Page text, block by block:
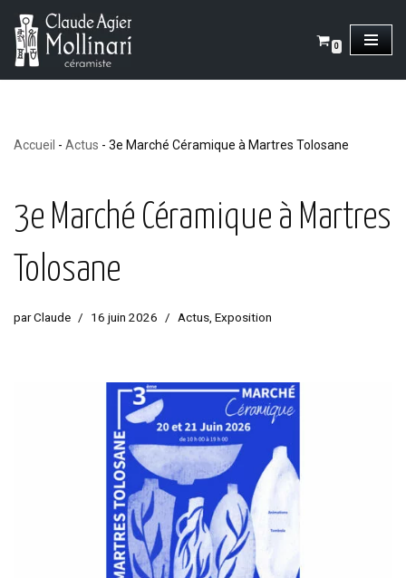
Aller
au
0
Accueil - Actus - 3e Marché Céramique à Martres Tolosane
3e Marché Céramique à Martres
Tolosane
parClaude 16 juin 2026 Actus Exposition